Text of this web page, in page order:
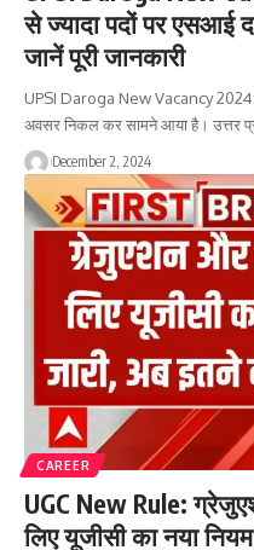
से ज्यादा पदों पर एसआई
जानें पूरी जानकारी
UPSI Daroga New Vacancy 2024:
अवसर निकल कर सामने आया है। उत्तर
December 2, 2024
CAREER
UGC New Rule:
लिए यूजीसी का नया